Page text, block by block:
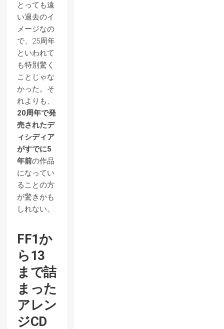
とっても遠
い過去のイ
メージなの
で、25周年
といわれて
も特別驚く
ことじゃな
かった。そ
れよりも、
20周年で発
売されたデ
ィシディア
がすでに5
年前の作品
になってい
ることの方
が驚きかも
しれない。
FF1か
ら13
まで詰
まった
アレン
ジCD